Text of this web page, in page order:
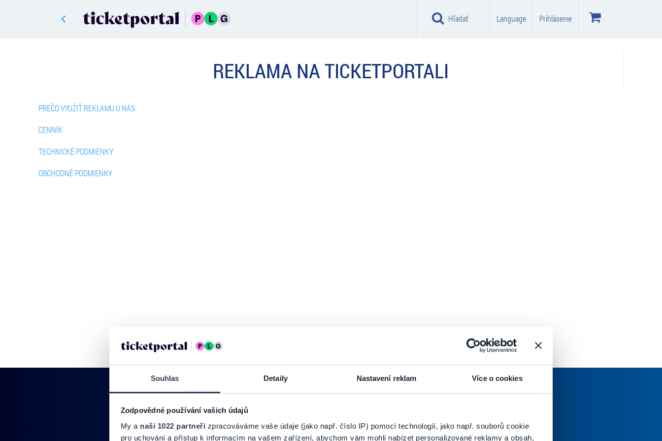
Souhlas Detaily Nastavení reklam Více o cookies
Zodpovědné používání vašich údajů
My a naši 1022 partneři zpracováváme vaše údaje (jako např. číslo IP) pomocí technologií, jako např. souborů cookie
pro uchování a přístup k informacím na vašem zařízení, abychom vám mohli nabízet personalizované reklamy a obsah,
Hľadať Language Prihlásenie
REKLAMA NA TICKETPORTALI
PREČO VYUŽIŤ REKLAMU U NÁS
CENNÍK
TECHNICKÉ PODMIENKY
OBCHODNÉ PODMIENKY
PRIHLÁSIŤ SA K
Pridajte sa do zoznamu odberateľov a doručte si najnovšie špeciálne ponuky priamo do doručenej pošty.